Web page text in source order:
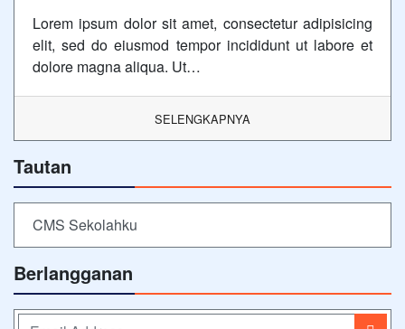
Lorem ipsum dolor sit amet, consectetur adipisicing
elit, sed do eiusmod tempor incididunt ut labore et
dolore magna aliqua. Ut…
SELENGKAPNYA
Tautan
CMS Sekolahku
Berlangganan